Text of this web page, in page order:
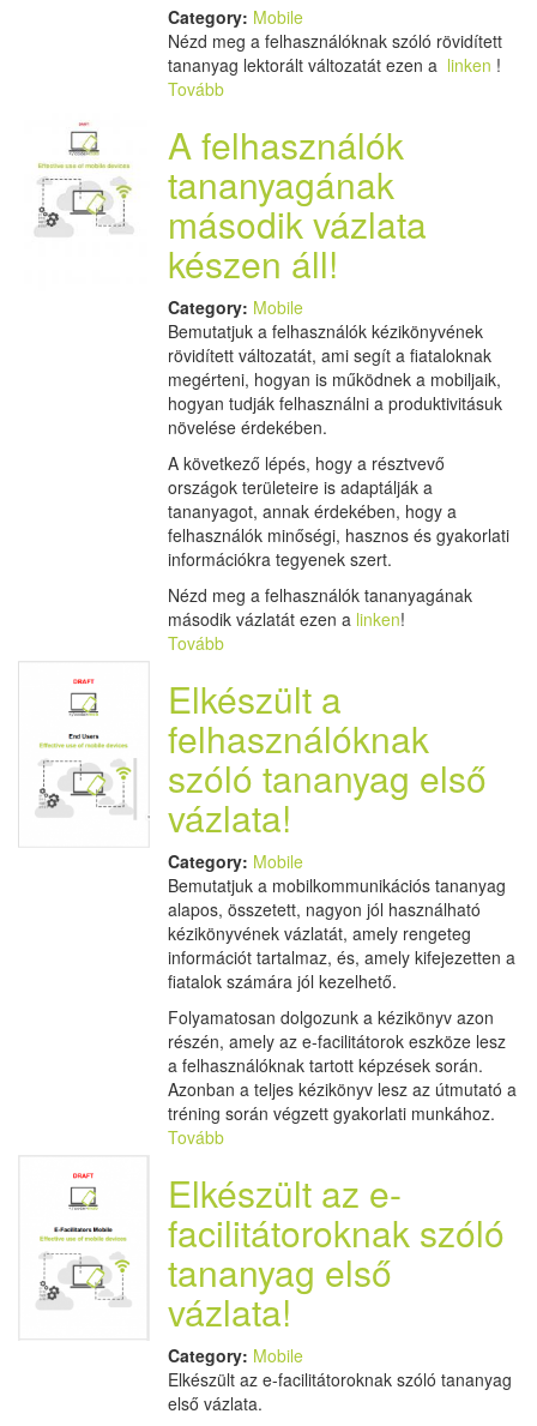
Category: Mobile
Nézd meg a felhasználóknak szóló rövidített
tananyag lektorált változatát ezen a linken !
Tovább
A felhasználók
tananyagának
második vázlata
készen áll!
Category: Mobile
Bemutatjuk a felhasználók kézikönyvének
rövidített változatát, ami segít a fiataloknak
megérteni, hogyan is működnek a mobiljaik,
hogyan tudják felhasználni a produktivitásuk
növelése érdekében.
A következő lépés, hogy a résztvevő
országok területeire is adaptálják a
tananyagot, annak érdekében, hogy a
felhasználók minőségi, hasznos és gyakorlati
információkra tegyenek szert.
Nézd meg a felhasználók tananyagának
második vázlatát ezen a linken!
Tovább
Elkészült a
felhasználóknak
szóló tananyag első
vázlata!
Category: Mobile
Bemutatjuk a mobilkommunikációs tananyag
alapos, összetett, nagyon jól használható
kézikönyvének vázlatát, amely rengeteg
információt tartalmaz, és, amely kifejezetten a
fiatalok számára jól kezelhető.
Folyamatosan dolgozunk a kézikönyv azon
részén, amely az e-facilitátorok eszköze lesz
a felhasználóknak tartott képzések során.
Azonban a teljes kézikönyv lesz az útmutató a
tréning során végzett gyakorlati munkához.
Tovább
Elkészült az e-
facilitátoroknak szóló
tananyag első
vázlata!
Category: Mobile
Elkészült az e-facilitátoroknak szóló tananyag
első vázlata.